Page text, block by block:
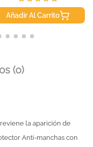
Añadir Al Carrito
(0)
la aparición de
Anti-manchas con